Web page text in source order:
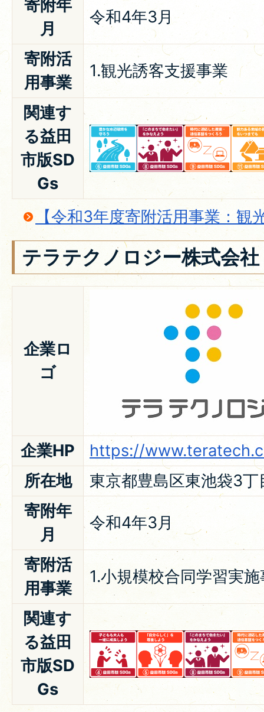
寄附年
月
令和4年3月
寄附活
用事業
1.観光誘客支援事業
関連す
る益田
市版SD
Gs
【令和3年度寄附活用事業：観
テラテクノロジー株式会社
企業ロ
ゴ
企業HP
https://
所在地
東京都豊島区東池袋3
寄附年
月
令和4年3月
寄附活
用事業
1.小規模校合同学習実
関連す
る益田
市版SD
Gs